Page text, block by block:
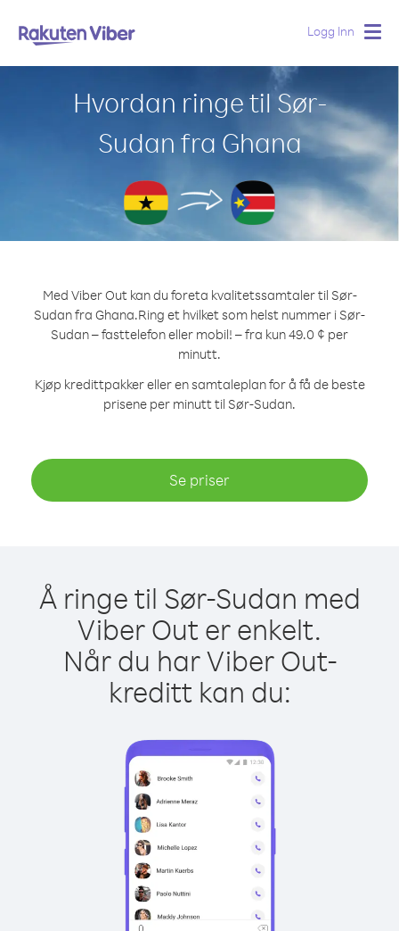
Logg Inn
Hvordan ringe til Sør-
Sudan fra Ghana
Med Viber Out kan du foreta kvalitetssamtaler til Sør-
Sudan fra Ghana.Ring et hvilket som helst nummer i Sør-
Sudan – fasttelefon eller mobil! – fra kun 49.0 ¢ per
minutt.
Kjøp kredittpakker eller en samtaleplan for å få de beste
prisene per minutt til Sør-Sudan.
Se priser
Å ringe til Sør-Sudan med
Viber Out er enkelt.
Når du har Viber Out-
kreditt kan du: